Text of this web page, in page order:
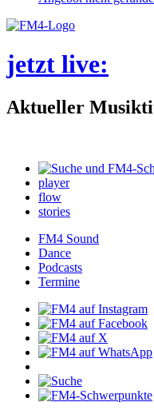
jetztlive:
player
flow
stories
FM4Sound
Dance
Podcasts
Termine